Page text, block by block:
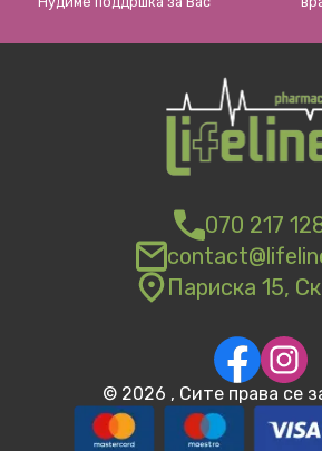
070 217
Париска 15,
© 2026 , Сите права се